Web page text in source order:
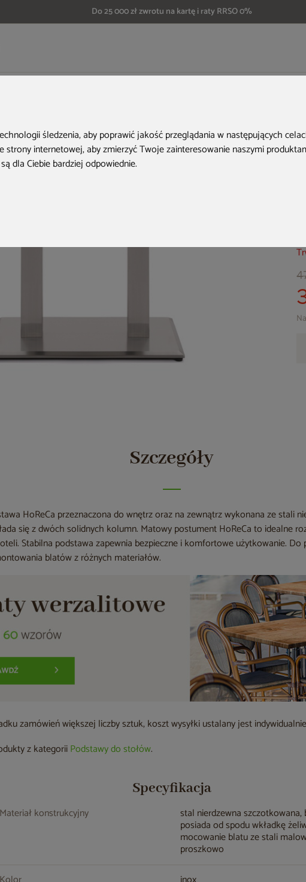
śledzenia, aby poprawić jakość przeglądania w następujących
strony internetowej,aby zmierzyć Twoje zainteresowanie naszymi
dla Ciebie bardziej odpowiednie.
Do 25 000 zł zwrotu na kartę i raty RRSO 0%
Szczegóły
HoReCa przeznaczona do wnętrz oraz na zewnątrz wykonana ze stali
się z dwóch solidnych kolumn. Matowy postument HoReCa to idealne
Stabilna podstawa zapewnia bezpieczne i komfortowe użytkowanie. Do
blatów z różnych materiałów.
zamówień większej liczby sztuk, koszt wysyłki ustalany jest
z kategoriiPodstawy do stołów.
Specyfikacja
Materiał konstrukcyjny stal nierdzewna szczotkowana,
posiada od spodu wkładkę
mocowanie blatu ze stali
proszkowo